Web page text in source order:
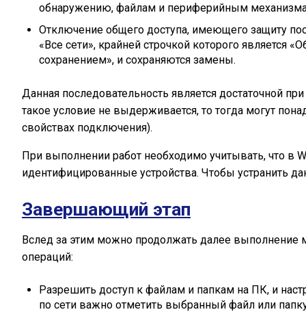
обнаружению, файлам и периферийным
Отключение общего доступа, имеющего защиту
«Все сети», крайней строчкой которого
сохранением», и сохраняются замены.
Данная последовательность является достаточной
такое условие не выдерживается, то тогда могут
свойствах подключения).
При выполнении работ необходимо учитывать, что в
идентифицированные устройства. Чтобы устранить
Завершающий этап
Вслед за этим можно продолжать далее выполнение
операций:
Разрешить доступ к файлам и папкам на ПК, и
по сети важно отметить выбранный файл или